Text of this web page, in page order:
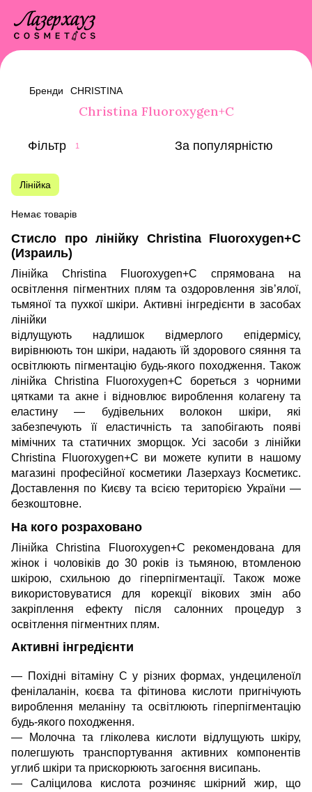
Бренди CHRISTINA
Christina Fluoroxygen+C
Фільтр 1 За популярністю
Лінійка
Немає товарів
Стисло про лінійку Christina Fluoroxygen+C
(Израиль)
Лінійка Christina Fluoroxygen+C спрямована на
освітлення пігментних плям та оздоровлення зів’ялої,
тьмяної та пухкої шкіри. Активні інгредієнти в засобах
лінійки
відлущують надлишок відмерлого епідермісу,
вирівнюють тон шкіри, надають їй здорового сяяння та
освітлюють пігментацію будь-якого походження. Також
лінійка Christina Fluoroxygen+C бореться з чорними
цятками та акне і відновлює вироблення колагену та
еластину — будівельних волокон шкіри, які
забезпечують її еластичність та запобігають появі
мімічних та статичних зморщок. Усі засоби з лінійки
Christina Fluoroxygen+C ви можете купити в нашому
магазині професійної косметики Лазерхауз Косметикс.
Доставлення по Києву та всією територією України —
безкоштовне.
На кого розраховано
Лінійка Christina Fluoroxygen+C рекомендована для
жінок і чоловіків до 30 років із тьмяною, втомленою
шкірою, схильною до гіперпігментації. Також може
використовуватися для корекції вікових змін або
закріплення ефекту після салонних процедур з
освітлення пігментних плям.
Активні інгредієнти
— Похідні вітаміну C у різних формах, ундециленоїл
фенілаланін, коєва та фітинова кислоти пригнічують
вироблення меланіну та освітлюють гіперпігментацію
будь-якого походження.
— Молочна та гліколева кислоти відлущують шкіру,
полегшують транспортування активних компонентів
углиб шкіри та прискорюють загоєння висипань.
— Саліцилова кислота розчиняє шкірний жир, що